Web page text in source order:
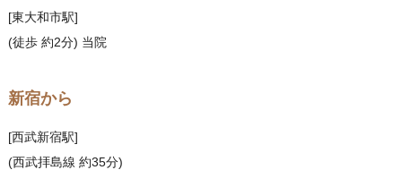
[東大和市駅]
(徒歩 約2分) 当院
新宿から
[西武新宿駅]
(西武拝島線 約35分)